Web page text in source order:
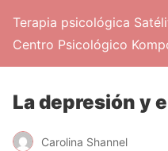
Terapia psicológica
Centro Psicológico
La depresión y
Carolina Shannel